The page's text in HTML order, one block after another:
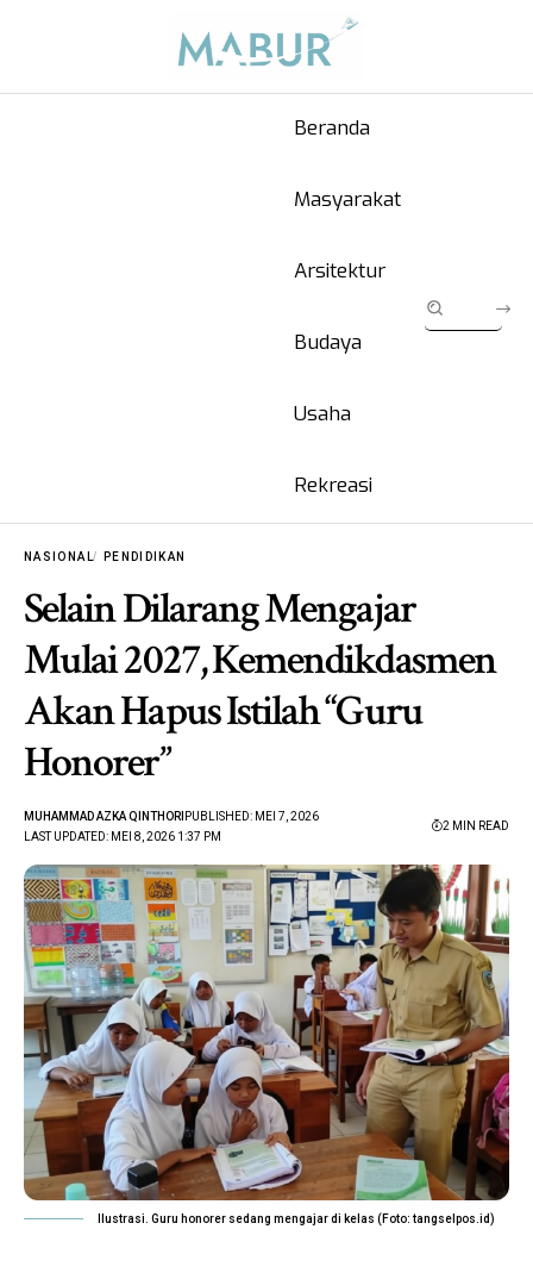
Beranda
Masyarakat
Arsitektur
Budaya
Usaha
Rekreasi
NASIONAL PENDIDIKAN
Selain Dilarang Mengajar
Mulai 2027, Kemendikdasmen
Akan Hapus Istilah “Guru
Honorer”
LAST UPDATED: MEI 8, 2026 1:37 PM
MUHAMMAD AZKA QINTHORI PUBLISHED: MEI 7, 2026
2 MIN READ
Ilustrasi. Guru honorer sedang mengajar di kelas (Foto: tangselpos.id)